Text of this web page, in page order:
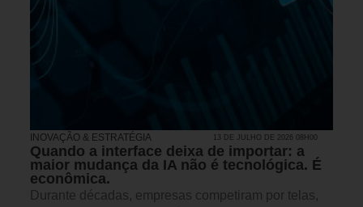
INOVAÇÃO & ESTRATÉGIA 13 DE JULHO DE 2026 08H00
Quando a interface deixa de importar: a
maior mudança da IA não é tecnológica. É
econômica.
Durante décadas, empresas competiram por telas,